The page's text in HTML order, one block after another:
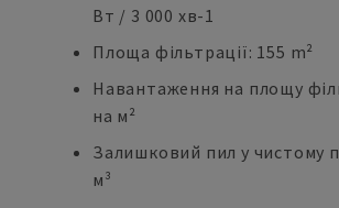
Вт / 3 000 хв-1
Площа фільтрації: 155 m²
Навантаження на площу
на м²
Залишковий пил у чистому
м³